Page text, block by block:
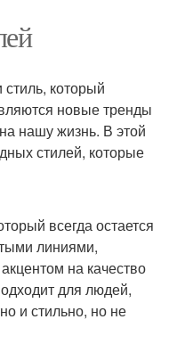
который
новые тренды
нашу жизнь. В этой
стилей, которые
всегда остается
линиями,
на качество
для людей,
и стильно, но не